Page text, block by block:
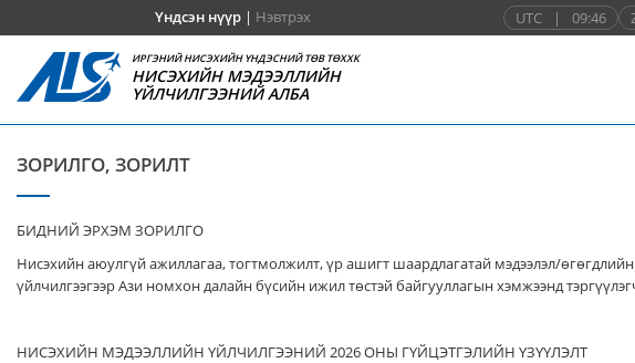
Үндсэн нүүр| Нэвтрэх UTC | 09:46
ИРГЭНИЙ НИСЭХИЙН ҮНДЭСНИЙ ТӨВ ТӨХХК
НИСЭХИЙН МЭДЭЭЛЛИЙН
ҮЙЛЧИЛГЭЭНИЙ АЛБА
ЗОРИЛГО, ЗОРИЛТ
БИДНИЙ ЭРХЭМ ЗОРИЛГО
Нисэхийн аюулгүй ажиллагаа, тогтмолжилт, үр ашигт шаардлагатай мэдээлэл/
үйлчилгээгээр Ази номхон далайн бүсийн ижил төстэй байгууллагын хэмжээнд
НИСЭХИЙН МЭДЭЭЛЛИЙН ҮЙЛЧИЛГЭЭНИЙ 2026 ОНЫ ГҮЙЦЭТГЭЛИЙН ҮЗҮҮЛЭЛТ